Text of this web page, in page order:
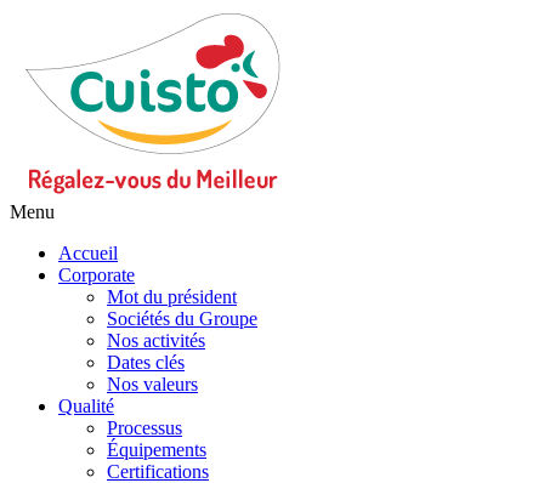
Menu
Accueil
Corporate
Mot du président
Sociétés du Groupe
Nos activités
Dates clés
Nos valeurs
Qualité
Processus
Équipements
Certifications